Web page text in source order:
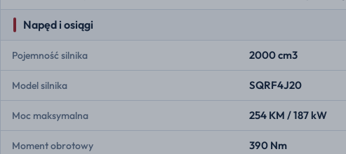
Napęd i osiągi
Pojemność silnika 2000 cm3
Model silnika SQRF4J20
Moc maksymalna 254 KM / 187 kW
Moment obrotowy 390 Nm